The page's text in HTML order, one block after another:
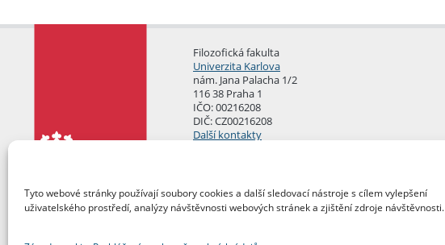
Tyto webové stránky používají soubory cookies a další sledovací nástroje s cílem vylepšení
uživatelského prostředí, analýzy návštěvnosti webových stránek a zjištění zdroje návštěvnosti.
Filozofická fakulta
Univerzita Karlova
nám. Jana Palacha 1/2
116 38 Praha 1
IČO: 00216208
DIČ: CZ00216208
Další kontakty